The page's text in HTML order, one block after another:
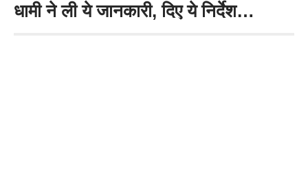
धामी ने ली ये जानकारी, दिए ये निर्देश…